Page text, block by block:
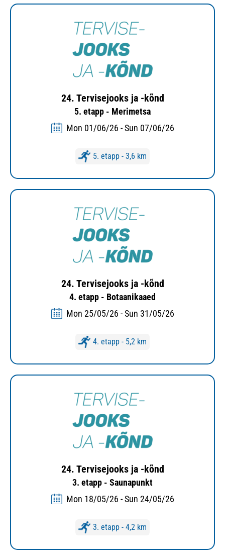
24. Tervisejooks ja -kõnd
5. etapp - Merimetsa
Mon 01/06/26 - Sun 07/06/26
5. etapp - 3,6 km
24. Tervisejooks ja -kõnd
4. etapp - Botaanikaaed
Mon 25/05/26 - Sun 31/05/26
4. etapp - 5,2 km
24. Tervisejooks ja -kõnd
3. etapp - Saunapunkt
Mon 18/05/26 - Sun 24/05/26
3. etapp - 4,2 km